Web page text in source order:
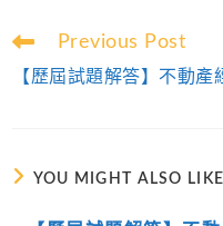
Read
articles
Previous Post
【歷屆試題解答】不動
YOU MIGHT ALSO LIKE